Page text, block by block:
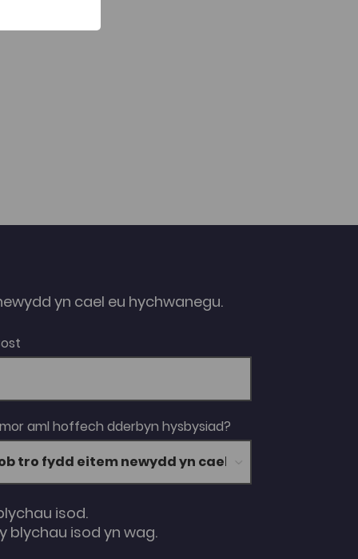
yn cael eu hychwanegu.
aml hoffech dderbyn hysbysiad?
isod.
blychau isod yn wag.